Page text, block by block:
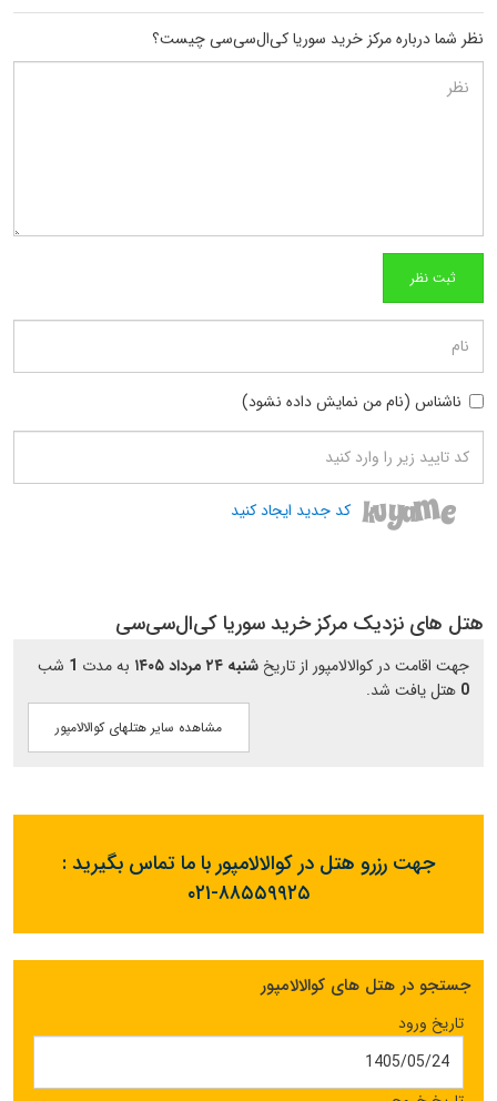
نظر شما درباره مرکز خرید سوریا کی‌ال‌سی‌سی چیست؟
ناشناس (نام من نمایش داده نشود)
کد جدید ایجاد کنید
هتل های نزدیک مرکز خرید سوریا کی‌ال‌سی‌سی
جهت اقامت در کوالالامپور از تاریخ شنبه ۲۴ مرداد ۱۴۰۵ به مدت 1 شب
0 هتل یافت شد.
مشاهده سایر هتلهای کوالالامپور
جهت رزرو هتل در کوالالامپور با ما تماس بگیرید :
۰۲۱-۸۸۵۵۹۹۲۵
جستجو در هتل های کوالالامپور
تاریخ ورود